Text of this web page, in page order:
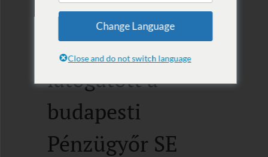
2020.06.06.
Várkertfürdőbe
látogatott a
budapesti
Pénzügyőr SE
Change Language
Close and do not switch language